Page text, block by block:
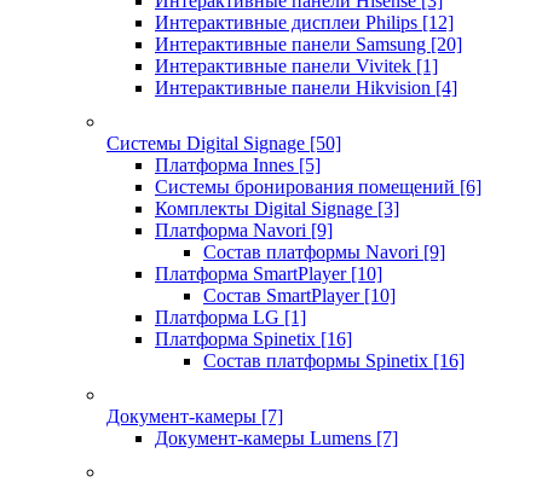
Интерактивные дисплеи Philips [12]
Интерактивные панели Samsung [20]
Интерактивные панели Vivitek [1]
Интерактивные панели Hikvision [4]
Системы Digital Signage [50]
Платформа Innes [5]
Системы бронирования помещений [6]
Комплекты Digital Signage [3]
Платформа Navori [9]
Состав платформы Navori [9]
Платформа SmartPlayer [10]
Состав SmartPlayer [10]
Платформа LG [1]
Платформа Spinetix [16]
Состав платформы Spinetix [16]
Документ-камеры [7]
Документ-камеры Lumens [7]